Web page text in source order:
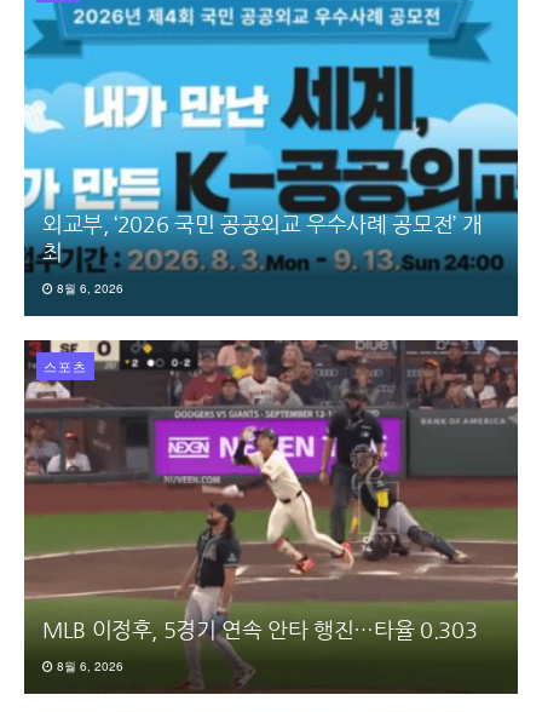
외교부, ‘2026 국민 공공외교 우수사례 공모전’ 개
최
8월 6, 2026
스포츠
MLB 이정후, 5경기 연속 안타 행진…타율 0.303
8월 6, 2026